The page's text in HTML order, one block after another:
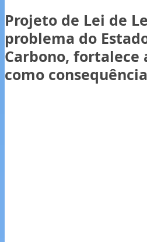
Projeto de Lei de
problema do
Carbono, fortalece
como